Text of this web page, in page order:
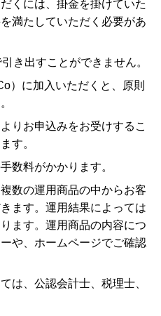
くには、掛金を掛けていた
満たしていただく必要があ
き出すことができません。
）に加入いただくと、原則
りお申込みをお受けするこ
す。
数料がかかります。
数の運用商品の中からお客
ます。運用結果によっては
ます。運用商品の内容につ
や、ホームページでご確認
は、公認会計士、税理士、